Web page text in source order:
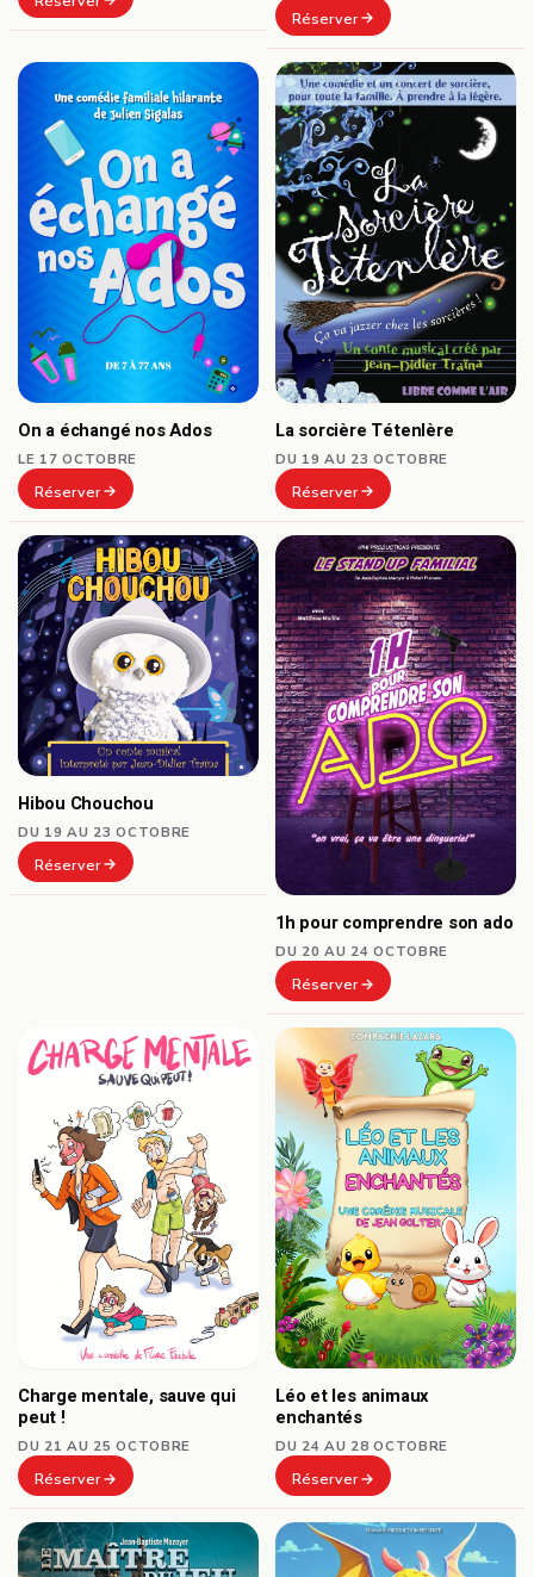
Réserver
On a échangé nos Ados
LE 17 OCTOBRE
Réserver
La sorcière Tétenlère
DU 19 AU 23 OCTOBRE
Réserver
Hibou Chouchou
DU 19 AU 23 OCTOBRE
Réserver
1h pour comprendre son ado
DU 20 AU 24 OCTOBRE
Réserver
Charge mentale, sauve qui
peut !
DU 21 AU 25 OCTOBRE
Réserver
Léo et les animaux
enchantés
DU 24 AU 28 OCTOBRE
Réserver